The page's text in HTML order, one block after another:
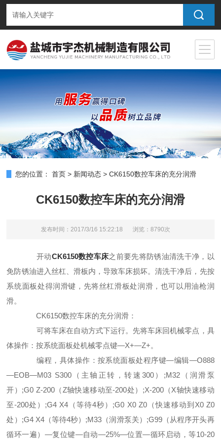
您的位置： 首页 > 新闻动态 >CK6150数控车床的充分润滑
CK6150数控车床的充分润滑
发布时间：2017/3/16 15:22:18 浏览：8790次
开动CK6150数控车床之前要先将防锈油清洗干净，以
免防锈油进入丝杠、滑板内，导致车床损坏。清洗干净后，先按
系统面板处得润滑键，先将丝杠滑板处润滑，也可以用油枪润
滑。
CK6150数控车床的充分润滑：
可将车床在自动方式下运行。先将车床回机械零点，具
体操作：按系统面板处机械零点键—X+—Z+。
编程，具体操作：按系统面板处程序键—编辑—O888
—EOB—M03 S300（主轴正转，转速300）;M32（润滑泵
开）;G0 Z-200（Z轴快速移动至-200处）;X-200（X轴快速移动
至-200处）;G4 X4（等待4秒）;G0 X0 Z0（快速移动到X0 Z0
处）;G4 X4（等待4秒）;M33（润滑泵关）;G99（从程序开头再
循环一遍）—复位键—自动—25%—位置—循环启动，等10-20